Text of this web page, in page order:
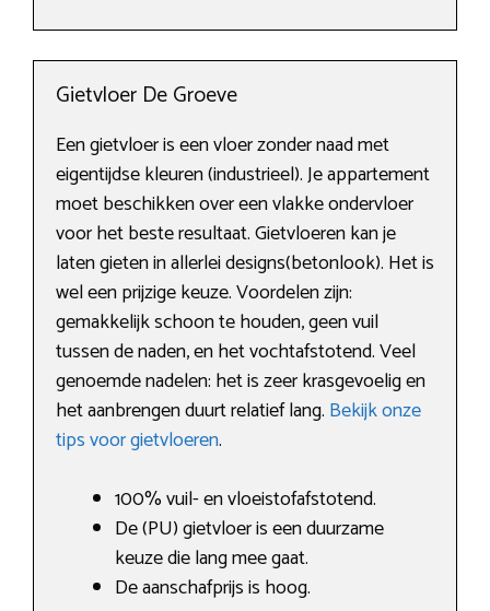
Gietvloer De Groeve
Een gietvloer is een vloer zonder naad met
eigentijdse kleuren (industrieel). Je appartement
moet beschikken over een vlakke ondervloer
voor het beste resultaat. Gietvloeren kan je
laten gieten in allerlei designs(betonlook). Het is
wel een prijzige keuze. Voordelen zijn:
gemakkelijk schoon te houden, geen vuil
tussen de naden, en het vochtafstotend. Veel
genoemde nadelen: het is zeer krasgevoelig en
het aanbrengen duurt relatief lang. Bekijk onze
tips voor gietvloeren.
100% vuil- en vloeistofafstotend.
De (PU) gietvloer is een duurzame
keuze die lang mee gaat.
De aanschafprijs is hoog.